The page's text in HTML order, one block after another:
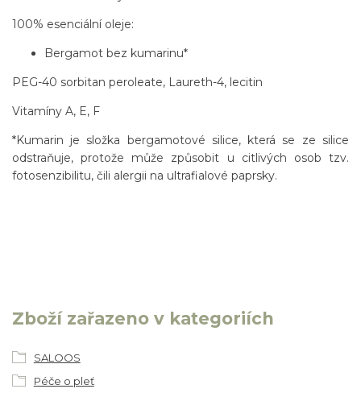
100% esenciální oleje:
Bergamot bez kumarinu*
PEG-40 sorbitan peroleate, Laureth-4, lecitin
Vitamíny A, E, F
*Kumarin je složka bergamotové silice, která se ze silice
odstraňuje, protože může způsobit u citlivých osob tzv.
fotosenzibilitu, čili alergii na ultrafialové paprsky.
Zboží zařazeno v kategoriích
SALOOS
Péče o pleť